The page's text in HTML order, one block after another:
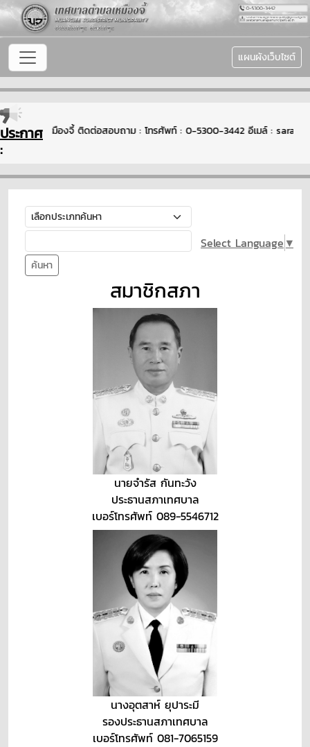
แผนผังเว็บไซต์
ประกาศ
:
บลเหมืองจี้ ติดต่อสอบถาม : โทรศัพท์ : 0-5300-3442 อีเมล์ : saraban-
ค้นหา
Select Language ▼
สมาชิกสภา
นายจำรัส กันทะวัง
ประธานสภาเทศบาล
เบอร์โทรศัพท์ 089-5546712
นางอุตสาห์ ยุปาระมี
รองประธานสภาเทศบาล
เบอร์โทรศัพท์ 081-7065159